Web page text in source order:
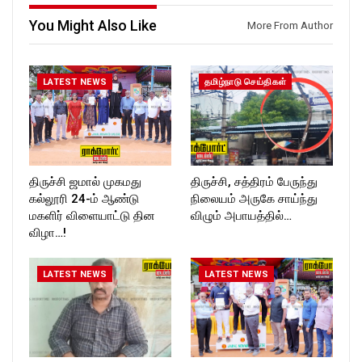
Follow us on:
https://twitter.com/ROCKFOR
T_TIMESC
You Might Also Like More From Author
LATEST NEWS
திருச்சி ஜமால் முகமது
கல்லூரி 24-ம் ஆண்டு
மகளிர் விளையாட்டு தின
விழா…!
தமிழ்நாடு செய்திகள்
திருச்சி, சத்திரம் பேருந்து
நிலையம் அருகே சாய்ந்து
விழும் அபாயத்தில்…
LATEST NEWS LATEST NEWS